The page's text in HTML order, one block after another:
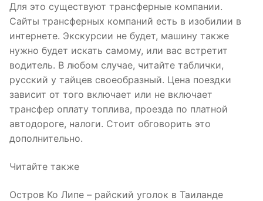
Для это существуют трансферные компании.
Сайты трансферных компаний есть в изобилии в
интернете. Экскурсии не будет, машину также
нужно будет искать самому, или вас встретит
водитель. В любом случае, читайте таблички,
русский у тайцев своеобразный. Цена поездки
зависит от того включает или не включает
трансфер оплату топлива, проезда по платной
автодороге, налоги. Стоит обговорить это
дополнительно.
Читайте также
Остров Ко Липе – райский уголок в Таиланде